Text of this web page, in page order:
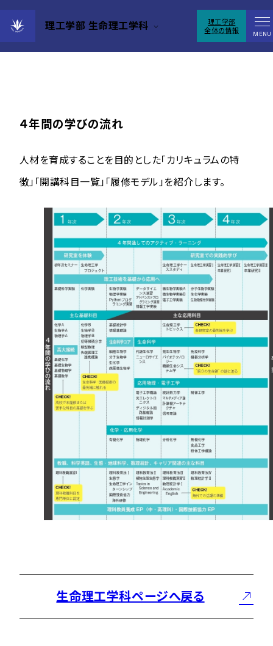
理工学部 生命理工学科
理工学部
全体の情報
MENU
カリキュラム
４年間の学びの流れ
人材を育成することを目的とした「カリキュラムの特
徴」「開講科目一覧」「履修モデル」を紹介します。
生命理工学科ページへ戻る